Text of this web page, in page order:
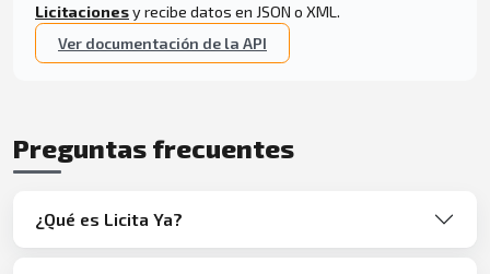
Licitacionesy recibe datos en JSON o XML.
Ver documentación de la API
Preguntas frecuentes
¿Qué es Licita Ya?